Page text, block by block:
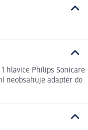
hlavice Philips Sonicare
neobsahuje adaptér do